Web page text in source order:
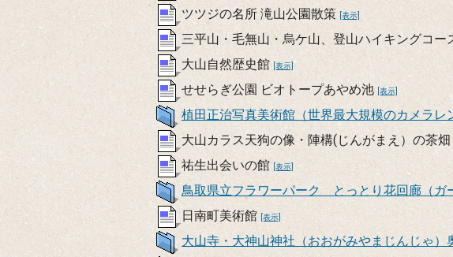
ツツジの名所 滝山公園散策 [表示]
三平山・毛無山・烏ケ山、登山ハイキングコー
大山自然歴史館 [表示]
せせらぎ公園 ビオトープあやめ池 [表示]
植田正治写真美術館（世界最大規模のカメラレ
大山カラス天狗の像・陣構(じんがまえ）の茶
祐生出会いの館 [表示]
鳥取県立フラワーパーク とっとり花回廊（
日南町美術館 [表示]
大山寺・大神山神社（おおがみやまじんじゃ）